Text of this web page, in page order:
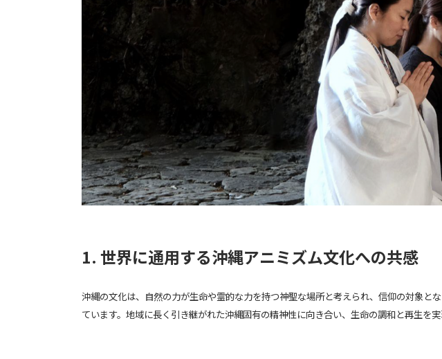
1. 世界に通用する沖縄アニミズム文化への共感
沖縄の文化は、自然の力が生命や霊的な力を持つ神聖な場所と考えられ、信仰の対象
ています。地域に長く引き継がれた沖縄固有の精神性に向き合い、生命の調和と再生を